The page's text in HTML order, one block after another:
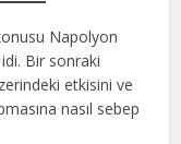
Napolyon
idi. Bir sonraki
etkisini ve
nasıl sebep